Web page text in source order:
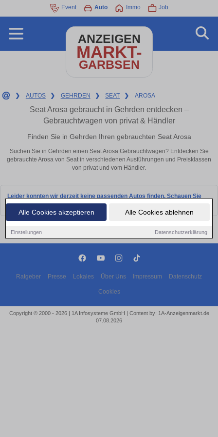
Alle Cookies akzeptieren Alle Cookies ablehnen
Einstellungen Datenschutzerklärung
Event Auto Immo Job
ANZEIGEN
MARKT-
GARBSEN
❯ AUTOS ❯ GEHRDEN ❯ SEAT ❯ AROSA
Seat Arosa gebraucht in Gehrden entdecken –
Gebrauchtwagen von privat & Händler
Finden Sie in Gehrden Ihren gebrauchten Seat Arosa
Suchen Sie in Gehrden einen Seat Arosa Gebrauchtwagen? Entdecken Sie
gebrauchte Arosa von Seat in verschiedenen Ausführungen und Preisklassen
von privat und vom Händler.
Leider konnten wir derzeit keine passenden Autos finden. Schauen Sie
bald wieder vorbei!
Ratgeber Presse Lokales Über Uns Impressum Datenschutz
Cookies
Copyright © 2000 - 2026 | 1A Infosysteme GmbH | Content by: 1A-Anzeigenmarkt.de
07.08.2026